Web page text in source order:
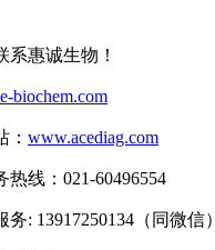
系惠诚生物！
biochem.com
： www.acediag.com
热线：021-60496554
务: 13917250134（同微信